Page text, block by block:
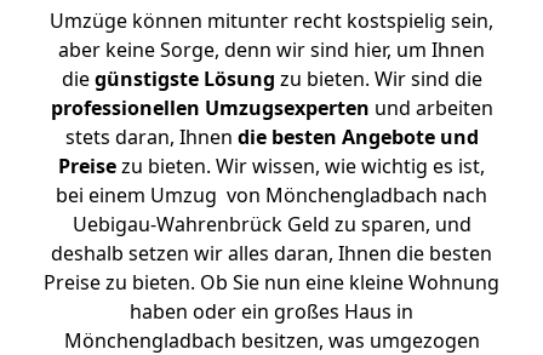
Umzüge können mitunter recht kostspielig sein,
aber keine Sorge, denn wir sind hier, um Ihnen
diegünstigste Lösung zu bieten. Wir sind die
professionellen Umzugsexperten und arbeiten
stets daran, Ihnen die besten Angebote und
Preisezu bieten. Wir wissen, wie wichtig es ist,
bei einem Umzug von Mönchengladbach nach
Uebigau-Wahrenbrück Geld zu sparen, und
deshalb setzen wir alles daran, Ihnen die besten
Preise zu bieten. Ob Sie nun eine kleine Wohnung
haben oder ein großes Haus in
Mönchengladbach besitzen, was umgezogen